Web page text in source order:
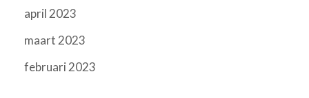
april 2023
maart 2023
februari 2023